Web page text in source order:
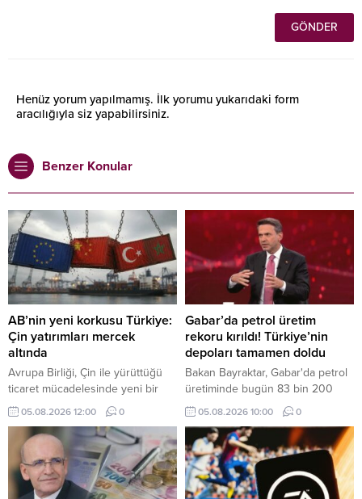
Henüz yorum yapılmamış. İlk yorumu yukarıdaki form
aracılığıyla siz yapabilirsiniz.
Benzer Konular
AB’nin yeni korkusu Türkiye:
Çin yatırımları mercek
altında
Avrupa Birliği, Çin ile yürüttüğü
ticaret mücadelesinde yeni bir
cepheyle karşı karşıya. Brüksel
artık Çin'den gelen ürünler kadar,
Çinli şirketlerin Türkiye ve Fas'ta
kurduğu üretim tesislerinde de
endişe duyuyor.
05.08.2026 12:00 0
Gabar’da petrol üretim
rekoru kırıldı! Türkiye’nin
depoları tamamen doldu
Bakan Bayraktar, Gabar'da petrol
üretiminde bugün 83 bin 200
varile ulaşılarak rekor kırıldığını
duyurdu. Depo kapasitesinin
arttırılacağını ifade eden
Bayraktar, "Türkiye'nin bütün
enerji depolama tesisleri dolu
durumda" dedi.
05.08.2026 10:00 0